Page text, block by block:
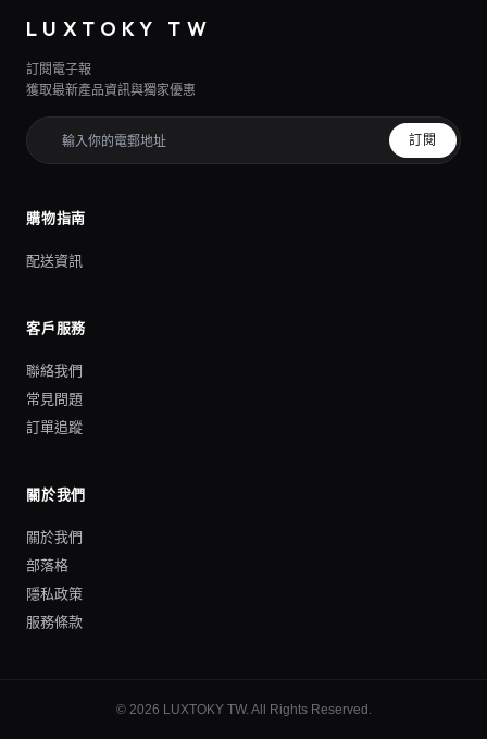
LUXTOKY TW
訂閱電子報
獲取最新產品資訊與獨家優惠
訂閱
購物指南
配送資訊
客戶服務
聯絡我們
常見問題
訂單追蹤
關於我們
關於我們
部落格
隱私政策
服務條款
© 2026 LUXTOKY TW. All Rights Reserved.